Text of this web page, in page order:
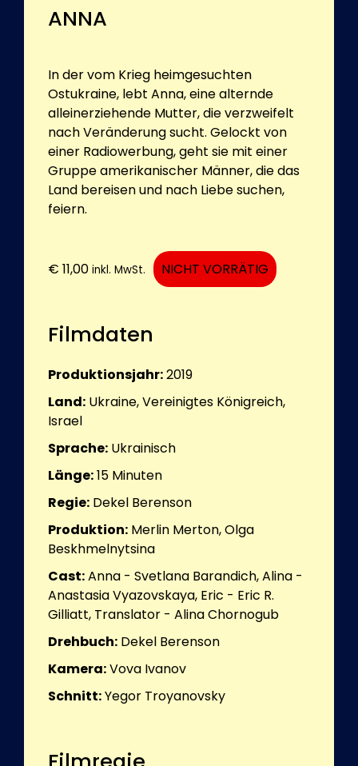
ANNA
In der vom Krieg heimgesuchten
Ostukraine, lebt Anna, eine alternde
alleinerziehende Mutter, die verzweifelt
nach Veränderung sucht. Gelockt von
einer Radiowerbung, geht sie mit einer
Gruppe amerikanischer Männer, die das
Land bereisen und nach Liebe suchen,
feiern.
€ 11,00 inkl. MwSt. NICHT VORRÄTIG
Filmdaten
Produktionsjahr:2019
Land: Ukraine, Vereinigtes Königreich,
Israel
Sprache: Ukrainisch
Länge:15 Minuten
Regie: Dekel Berenson
Produktion: Merlin Merton, Olga
Beskhmelnytsina
Cast:Anna - Svetlana Barandich, Alina -
Anastasia Vyazovskaya, Eric - Eric R.
Gilliatt, Translator - Alina Chornogub
Drehbuch: Dekel Berenson
Kamera:Vova Ivanov
Schnitt:Yegor Troyanovsky